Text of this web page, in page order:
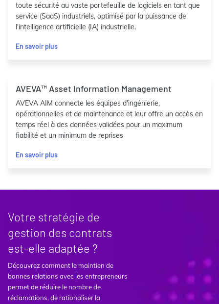
toute sécurité au vaste portefeuille de logiciels en tant que
service (SaaS) industriels, optimisé par la puissance de
l'intelligence artificielle (IA) industrielle.
En savoir plus
AVEVA™ Asset Information Management
AVEVA AIM connecte les équipes d'ingénierie,
opérationnelles et de maintenance et leur offre un accès en
temps réel à des données validées pour un maximum
fiabilité et un minimum de reprises
En savoir plus
Votre stratégie de
gestion des contrats
est-elle adaptée ?
Découvrez comment le maintien de
bonnes relations avec les entrepreneurs
permet de réduire le nombre de
réclamations, de rationaliser la